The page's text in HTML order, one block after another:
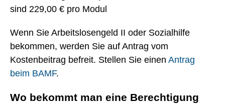
sind 229,00 € pro Modul
Wenn Sie Arbeitslosengeld II oder Sozialhilfe
bekommen, werden Sie auf Antrag vom
Kostenbeitrag befreit. Stellen Sie einen Antrag
beim BAMF.
Wo bekommt man eine Berechtigung